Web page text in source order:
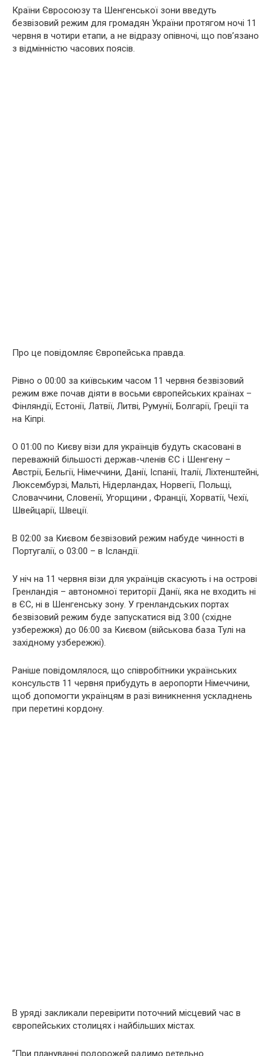
Країни Євросоюзу та Шенгенської зони введуть
безвізовий режим для громадян України протягом ночі 11
червня в чотири етапи, а не відразу опівночі, що пов’язано
з відмінністю часових поясів.
Про це повідомляє Європейська правда.
Рівно о 00:00 за київським часом 11 червня безвізовий
режим вже почав діяти в восьми європейських країнах –
Фінляндії, Естонії, Латвії, Литві, Румунії, Болгарії, Греції та
на Кіпрі.
О 01:00 по Києву візи для українців будуть скасовані в
переважній більшості держав-членів ЄС і Шенгену –
Австрії, Бельгії, Німеччини, Данії, Іспанії, Італії, Ліхтенштейні,
Люксембурзі, Мальті, Нідерландах, Норвегії, Польщі,
Словаччини, Словенії, Угорщини , Франції, Хорватії, Чехії,
Швейцарії, Швеції.
В 02:00 за Києвом безвізовий режим набуде чинності в
Португалії, о 03:00 – в Ісландії.
У ніч на 11 червня візи для українців скасують і на острові
Гренландія – автономної території Данії, яка не входить ні
в ЄС, ні в Шенгенську зону. У гренландських портах
безвізовий режим буде запускатися від 3:00 (східне
узбережжя) до 06:00 за Києвом (військова база Тулі на
західному узбережжі).
Раніше повідомлялося, що співробітники українських
консульств 11 червня прибудуть в аеропорти Німеччини,
щоб допомогти українцям в разі виникнення ускладнень
при перетині кордону.
В уряді закликали перевірити поточний місцевий час в
європейських столицях і найбільших містах.
“При плануванні подорожей радимо ретельно